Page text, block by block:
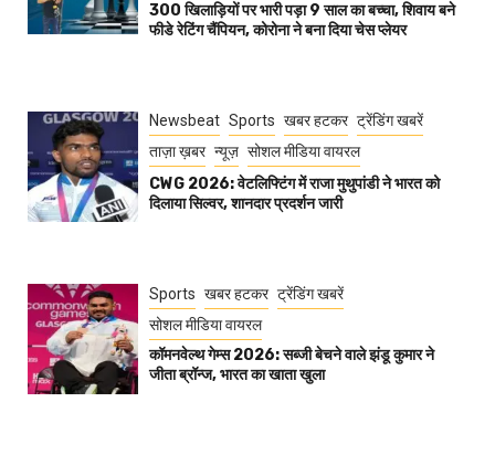
300 खिलाड़ियों पर भारी पड़ा 9 साल का बच्चा, शिवाय बने
फीडे रेटिंग चैंपियन, कोरोना ने बना दिया चेस प्लेयर
Newsbeat Sports खबर हटकर ट्रेंडिंग खबरें
ताज़ा ख़बर न्यूज़ सोशल मीडिया वायरल
CWG 2026: वेटलिफ्टिंग में राजा मुथुपांडी ने भारत को
दिलाया सिल्वर, शानदार प्रदर्शन जारी
Sports खबर हटकर ट्रेंडिंग खबरें
सोशल मीडिया वायरल
कॉमनवेल्थ गेम्स 2026: सब्जी बेचने वाले झंडू कुमार ने
जीता ब्रॉन्ज, भारत का खाता खुला